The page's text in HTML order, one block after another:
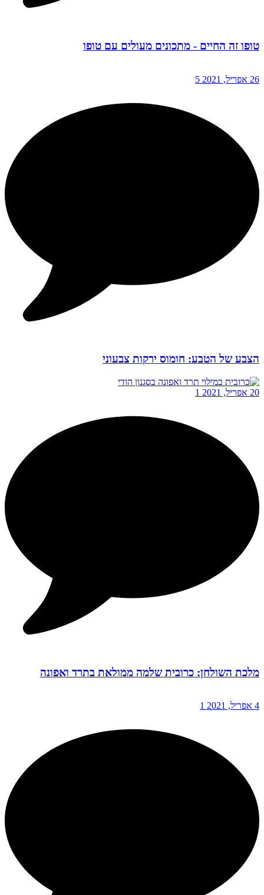
טופו זה החיים - מתכונים מעולים עם טופו
26 אפריל, 2021 5
הצבע של הטבע: חומוס ירקות צבעוני
20 אפריל, 2021 1
מלכת השולחן: כרובית שלמה ממולאת בתרד ואפונה
4 אפריל, 2021 1